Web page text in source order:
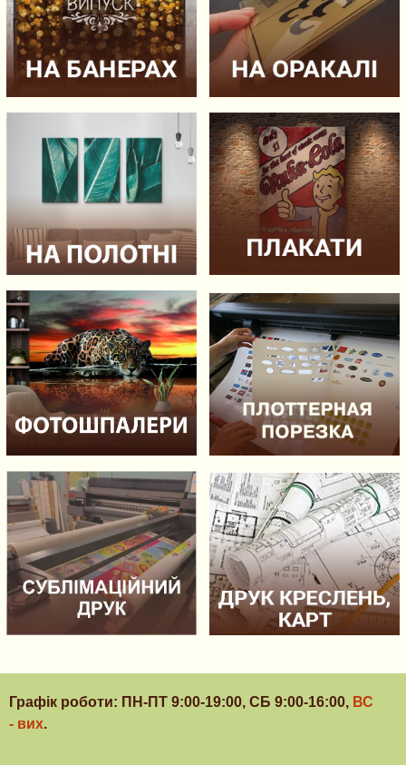
Графік роботи: ПН-ПТ 9:00-19:00, СБ 9:00-16:00, ВС
- вих.